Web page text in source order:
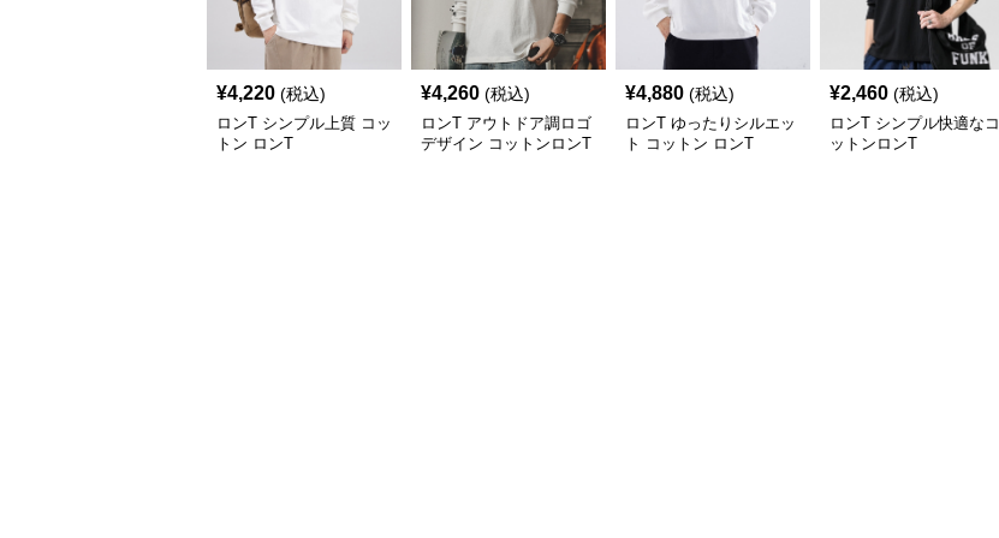
¥4,220 (税込)
ロンT シンプル上質 コッ
トン ロンT
¥4,260 (税込)
ロンT アウトドア調ロゴ
デザイン コットンロンT
¥4,880 (税込)
ロンT ゆったりシルエッ
ト コットン ロンT
¥2,460 (税込)
ロンT シンプル快適なコ
ットンロンT